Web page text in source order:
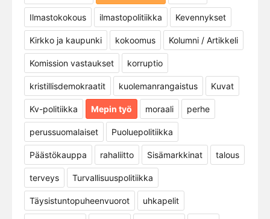
Ilmastokokous ilmastopolitiikka Kevennykset
Kirkko ja kaupunki kokoomus Kolumni / Artikkeli
Komission vastaukset korruptio
kristillisdemokraatit kuolemanrangaistus Kuvat
Kv-politiikka Mepin työ moraali perhe
perussuomalaiset Puoluepolitiikka
Päästökauppa rahaliitto Sisämarkkinat talous
terveys Turvallisuuspolitiikka
Täysistuntopuheenvuorot uhkapelit